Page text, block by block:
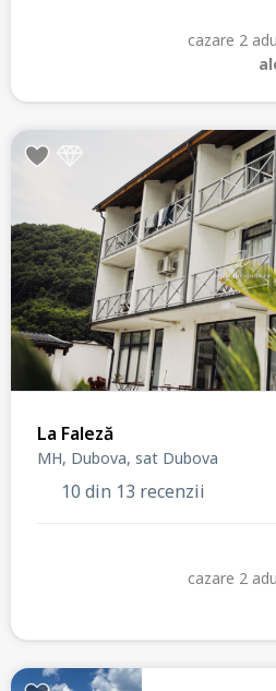
cazare 2
La Faleză
MH, Dubova, sat Dubova
10 din 13 recenzii
cazare 2